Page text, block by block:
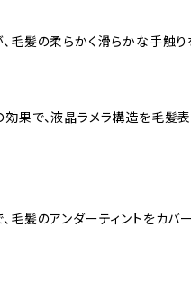
毛髪の柔らかく滑らかな手触り
で、液晶ラメラ構造を毛髪
髪のアンダーティントをカバ